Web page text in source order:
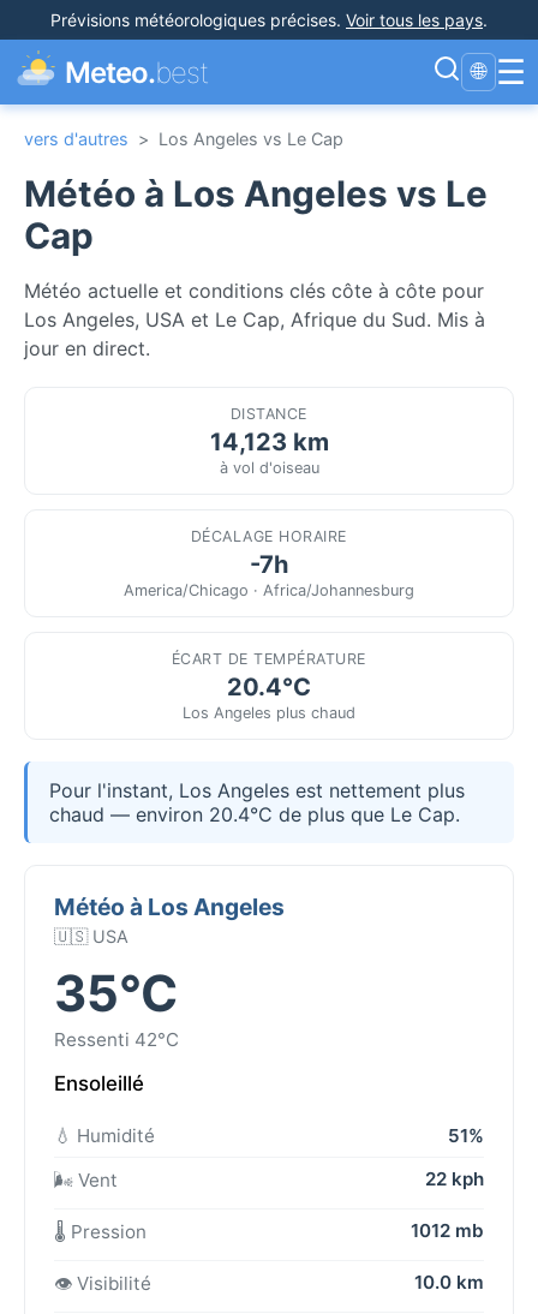
Prévisions météorologiques précises. Voir tous les pays.
Meteo.best 🌐 ☰
vers d'autres > Los Angeles vs Le Cap
Météo à Los Angeles vs Le
Cap
Météo actuelle et conditions clés côte à côte pour
Los Angeles, USA et Le Cap, Afrique du Sud. Mis à
jour en direct.
DISTANCE
14,123 km
à vol d'oiseau
DÉCALAGE HORAIRE
-7h
America/Chicago · Africa/Johannesburg
ÉCART DE TEMPÉRATURE
20.4°C
Los Angeles plus chaud
Pour l'instant, Los Angeles est nettement plus
chaud — environ 20.4°C de plus que Le Cap.
Météo à Los Angeles
🇺🇸 USA
35°C
Ressenti 42°C
Ensoleillé
💧 Humidité
51%
🌬️ Vent
22 kph
🌡️ Pression 1012 mb
👁️ Visibilité 10.0 km